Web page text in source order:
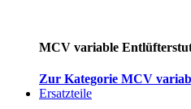
MCV variable
Zur Kategorie MCV
Ersatzteile